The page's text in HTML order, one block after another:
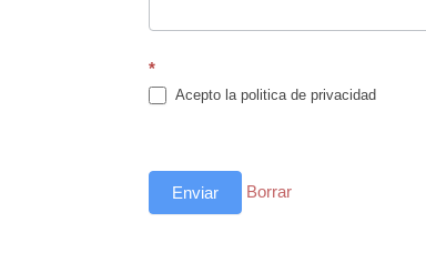
*
Acepto la politica de privacidad
Enviar Borrar